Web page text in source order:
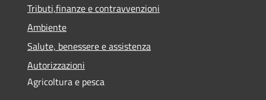
Tributi,finanze e contravvenzioni
Ambiente
Salute, benessere e assistenza
Autorizzazioni
Agricoltura e pesca